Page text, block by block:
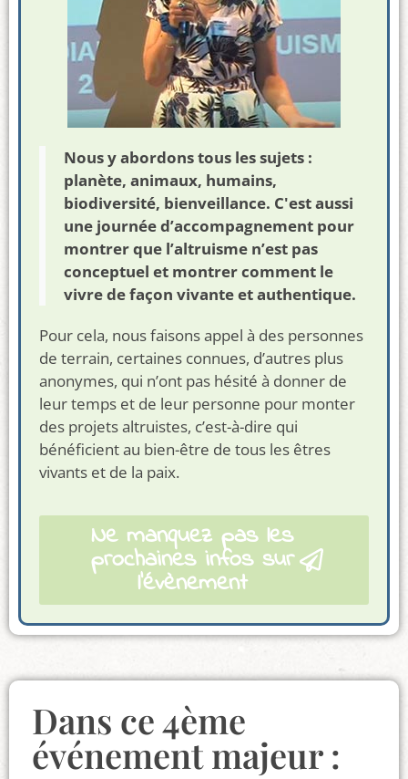
Nous y abordons tous les sujets :
planète, animaux, humains,
biodiversité, bienveillance. C'est aussi
une journée d’accompagnement pour
montrer que l’altruisme n’est pas
conceptuel et montrer comment le
vivre de façon vivante et authentique.
Pour cela, nous faisons appel à des personnes
de terrain, certaines connues, d’autres plus
anonymes, qui n’ont pas hésité à donner de
leur temps et de leur personne pour monter
des projets altruistes, c’est-à-dire qui
bénéficient au bien-être de tous les êtres
vivants et de la paix.
Ne manquez pas les
prochaines infos sur
l’évènement
Dans ce 4ème
événement majeur :